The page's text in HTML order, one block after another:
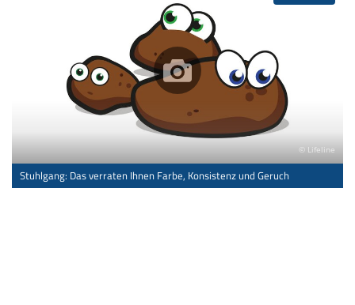
© Lifeline
Stuhlgang: Das verraten Ihnen Farbe, Konsistenz und Geruch